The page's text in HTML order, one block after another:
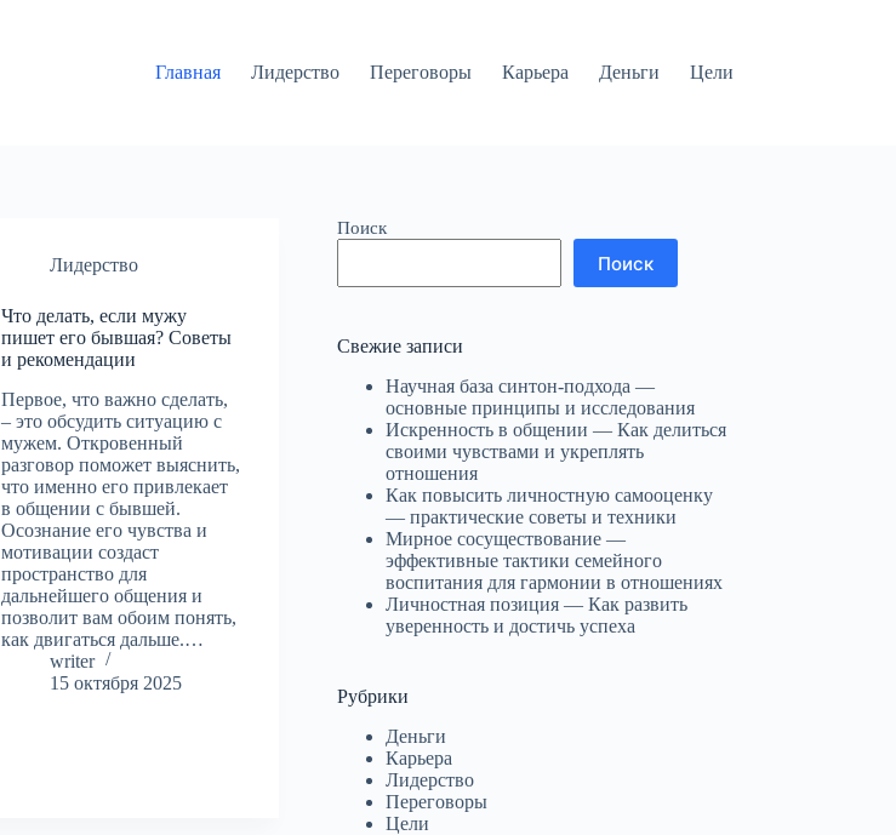
Главная Лидерство Переговоры Карьера Деньги Цели
Лидерство
Что делать, если мужу
пишет его бывшая? Советы
и рекомендации
Первое, что важно сделать,
– это обсудить ситуацию с
мужем. Откровенный
разговор поможет выяснить,
что именно его привлекает
в общении с бывшей.
Осознание его чувства и
мотивации создаст
пространство для
дальнейшего общения и
позволит вам обоим понять,
как двигаться дальше.…
writer
15 октября 2025
Поиск
Поиск
Свежие записи
Научная база синтон-подхода —
основные принципы и исследования
Искренность в общении — Как делиться
своими чувствами и укреплять
отношения
Как повысить личностную самооценку
— практические советы и техники
Мирное сосуществование —
эффективные тактики семейного
воспитания для гармонии в отношениях
Личностная позиция — Как развить
уверенность и достичь успеха
Рубрики
Деньги
Карьера
Лидерство
Переговоры
Цели